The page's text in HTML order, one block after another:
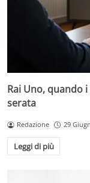
Rai Uno, quando
serata
Redazione 29
Leggi di più